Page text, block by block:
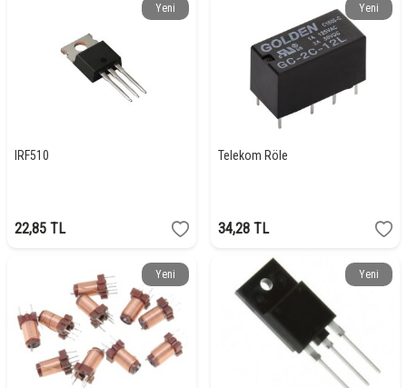
Yeni
IRF510
22,85 TL
Yeni
Telekom Röle
34,28 TL
Yeni Yeni